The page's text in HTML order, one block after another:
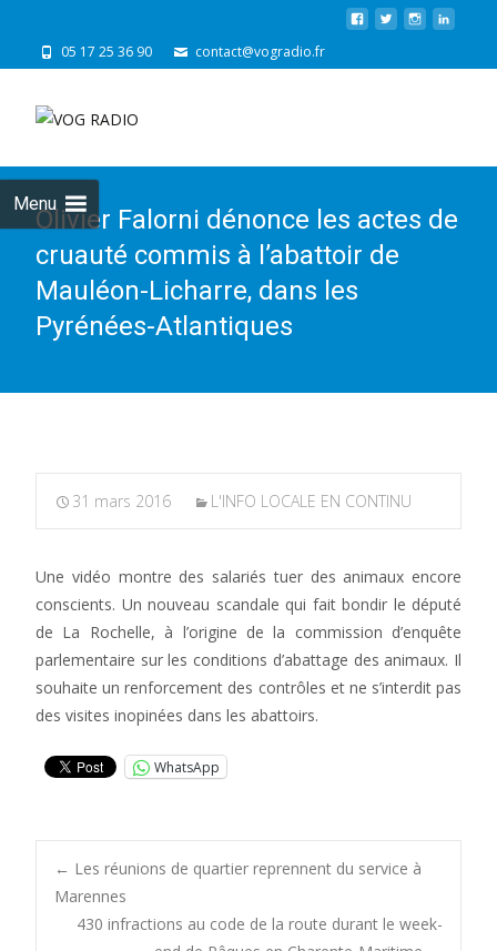
05 17 25 36 90 contact@vogradio.fr
Menu
Olivier Falorni dénonce les actes de
cruauté commis à l’abattoir de
Mauléon-Licharre, dans les
Pyrénées-Atlantiques
31 mars 2016 L'INFO LOCALE EN CONTINU
Une vidéo montre des salariés tuer des animaux encore
conscients. Un nouveau scandale qui fait bondir le député
de La Rochelle, à l’origine de la commission d’enquête
parlementaire sur les conditions d’abattage des animaux. Il
souhaite un renforcement des contrôles et ne s’interdit pas
des visites inopinées dans les abattoirs.
WhatsApp
Post
← Les réunions de quartier reprennent du service à
Marennes
430 infractions au code de la route durant le week-